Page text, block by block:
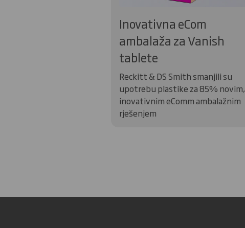
Inovativna eCom
ambalaža za Vanish
tablete
Reckitt & DS Smith smanjili su
upotrebu plastike za 85% novim,
inovativnim eComm ambalažnim
rješenjem